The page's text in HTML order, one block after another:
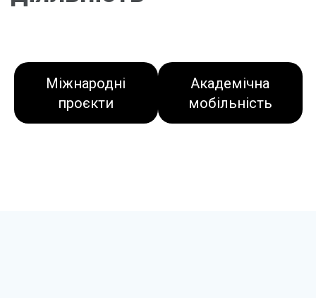
Міжнародні
проєкти
Академічна
мобільність